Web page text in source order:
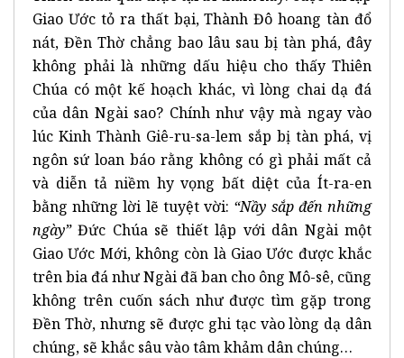
Giao Ước tỏ ra thất bại, Thành Đô hoang tàn đổ
nát, Đền Thờ chẳng bao lâu sau bị tàn phá, đây
không phải là những dấu hiệu cho thấy Thiên
Chúa có một kế hoạch khác, vì lòng chai dạ đá
của dân Ngài sao? Chính như vậy mà ngay vào
lúc Kinh Thành Giê-ru-sa-lem sắp bị tàn phá, vị
ngôn sứ loan báo rằng không có gì phải mất cả
và diễn tả niềm hy vọng bất diệt của Ít-ra-en
bằng những lời lẽ tuyệt vời: “Nầy sắp đến những
ngày” Đức Chúa sẽ thiết lập với dân Ngài một
Giao Ước Mới, không còn là Giao Ước được khắc
trên bia đá như Ngài đã ban cho ông Mô-sê, cũng
không trên cuốn sách như được tìm gặp trong
Đền Thờ, nhưng sẽ được ghi tạc vào lòng dạ dân
chúng, sẽ khắc sâu vào tâm khảm dân chúng…